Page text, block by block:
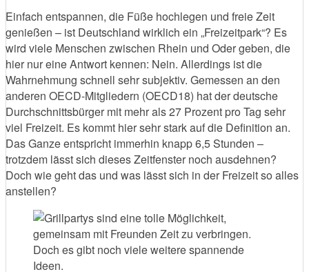
Einfach entspannen, die Füße hochlegen und freie Zeit
genießen – ist Deutschland wirklich ein „Freizeitpark“? Es
wird viele Menschen zwischen Rhein und Oder geben, die
hier nur eine Antwort kennen: Nein. Allerdings ist die
Wahrnehmung schnell sehr subjektiv. Gemessen an den
anderen OECD-Mitgliedern (OECD18) hat der deutsche
Durchschnittsbürger mit mehr als 27 Prozent pro Tag sehr
viel Freizeit. Es kommt hier sehr stark auf die Definition an.
Das Ganze entspricht immerhin knapp 6,5 Stunden –
trotzdem lässt sich dieses Zeitfenster noch ausdehnen?
Doch wie geht das und was lässt sich in der Freizeit so alles
anstellen?